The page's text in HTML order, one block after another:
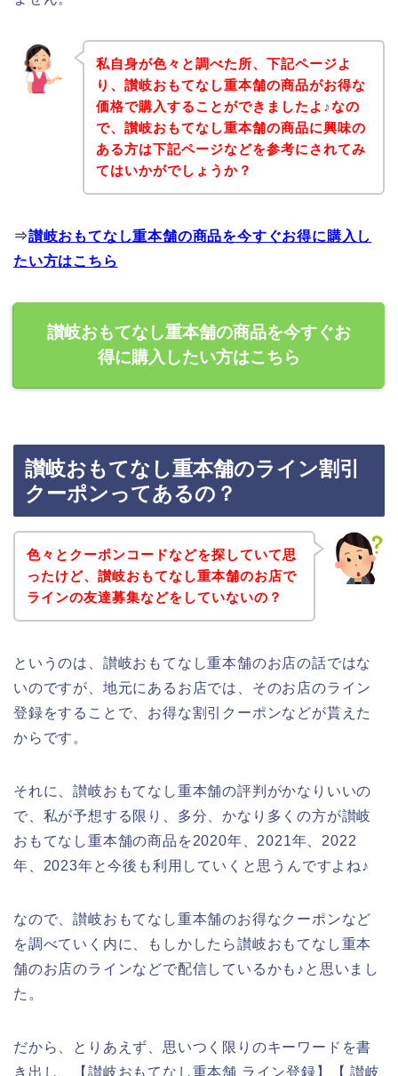
私自身が色々と調べた所、下記ページよ
り、讃岐おもてなし重本舗の商品がお得な
価格で購入することができましたよ♪なの
で、讃岐おもてなし重本舗の商品に興味の
ある方は下記ページなどを参考にされてみ
てはいかがでしょうか？
⇒讃岐おもてなし重本舗の商品を今すぐお得に購入し
たい方はこちら
讃岐おもてなし重本舗の商品を今すぐお
得に購入したい方はこちら
讃岐おもてなし重本舗のライン割引
クーポンってあるの？
色々とクーポンコードなどを探していて思
ったけど、讃岐おもてなし重本舗のお店で
ラインの友達募集などをしていないの？
というのは、讃岐おもてなし重本舗のお店の話ではな
いのですが、地元にあるお店では、そのお店のライン
登録をすることで、お得な割引クーポンなどが貰えた
からです。
それに、讃岐おもてなし重本舗の評判がかなりいいの
で、私が予想する限り、多分、かなり多くの方が讃岐
おもてなし重本舗の商品を2020年、2021年、2022
年、2023年と今後も利用していくと思うんですよね♪
なので、讃岐おもてなし重本舗のお得なクーポンなど
を調べていく内に、もしかしたら讃岐おもてなし重本
舗のお店のラインなどで配信しているかも♪と思いまし
た。
だから、とりあえず、思いつく限りのキーワードを書
き出し、【讃岐おもてなし重本舗 ライン登録】【 讃岐